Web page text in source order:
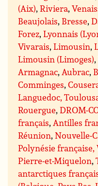
(Aix),Riviera,
Beaujolais, Bresse,
Forez,Lyonnais
Vivarais,Limousin,
Limousin (Limoges),
Armagnac, Aubrac,
Comminges,
Languedoc,
Rouergue,DROM-
français, Antilles
Réunion,Nouvelle-
Polynésie
Pierre-et-Miquelon,
antarctiques